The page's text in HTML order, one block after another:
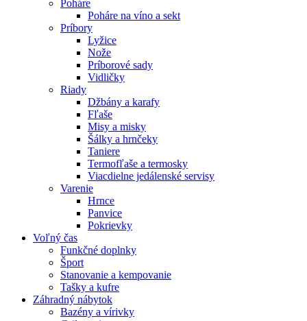
Poháre
Poháre na víno a sekt
Príbory
Lyžice
Nože
Príborové sady
Vidličky
Riady
Džbány a karafy
Fľaše
Misy a misky
Šálky a hrnčeky
Taniere
Termofľaše a termosky
Viacdielne jedálenské servisy
Varenie
Hrnce
Panvice
Pokrievky
Voľný čas
Funkčné doplnky
Šport
Stanovanie a kempovanie
Tašky a kufre
Záhradný nábytok
Bazény a vírivky